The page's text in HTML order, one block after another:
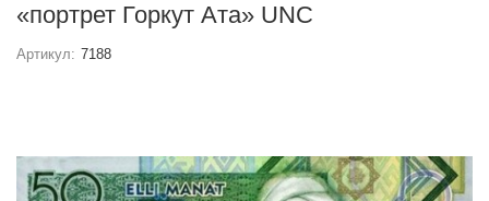
«портрет Горкут Ата» UNC
Артикул: 7188